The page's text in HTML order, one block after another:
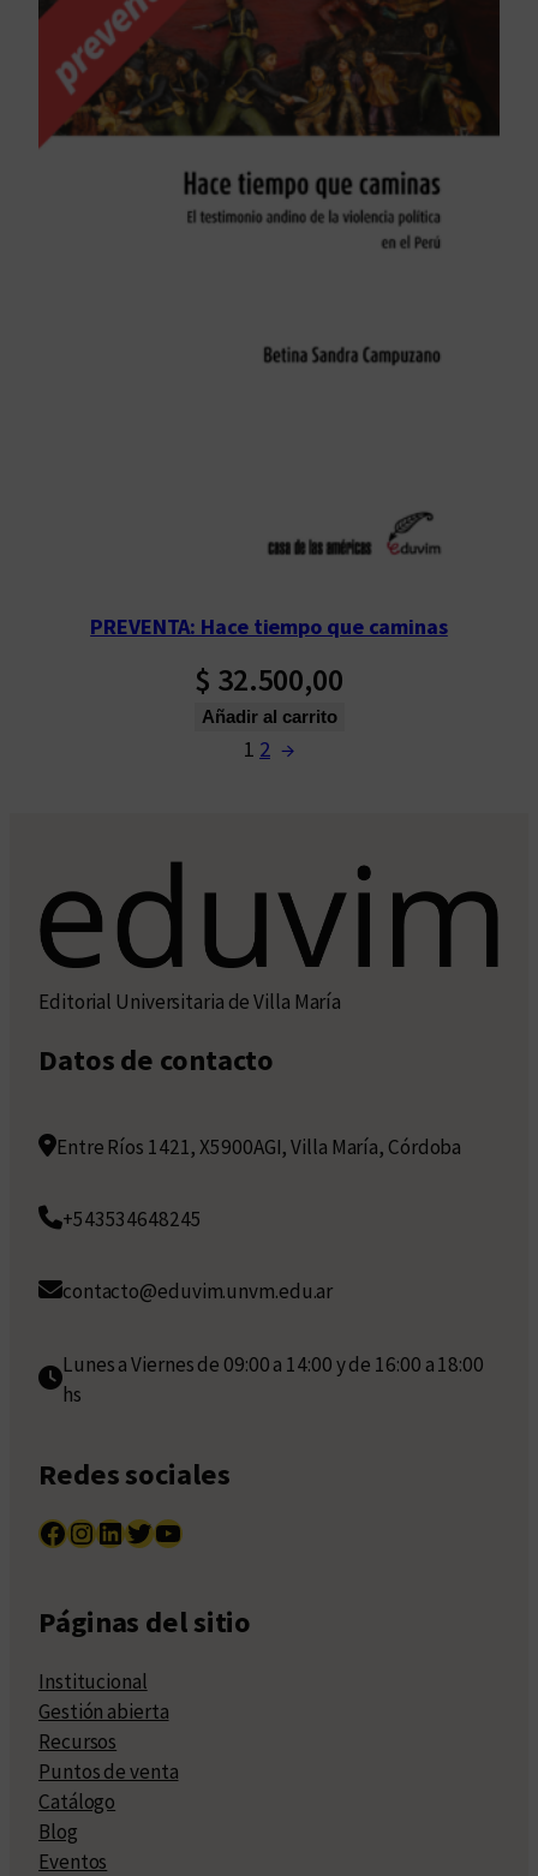
PREVENTA: Hace tiempo que caminas
$ 32.500,00
Añadir al carrito
1 2 →
Editorial Universitaria de Villa María
Datos de contacto
Entre Ríos 1421, X5900AGI, Villa María, Córdoba
+543534648245
contacto@eduvim.unvm.edu.ar
Lunes a Viernes de 09:00 a 14:00 y de 16:00 a 18:00
hs
Redes sociales
Facebook InstagramLinkedIn Twitter YouTube
Páginas del sitio
Institucional
Gestión abierta
Recursos
Puntos de venta
Catálogo
Blog
Eventos